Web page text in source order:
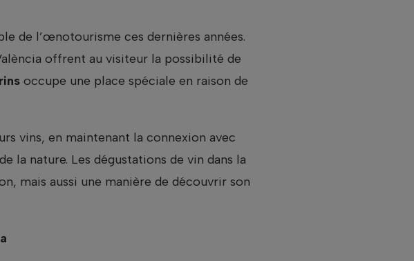
de l’œnotourisme ces dernières années.
offrent au visiteur la possibilité de
occupe une place spéciale en raison de
vins, en maintenant la connexion avec
la nature. Les dégustations de vin dans la
mais aussi une manière de découvrir son